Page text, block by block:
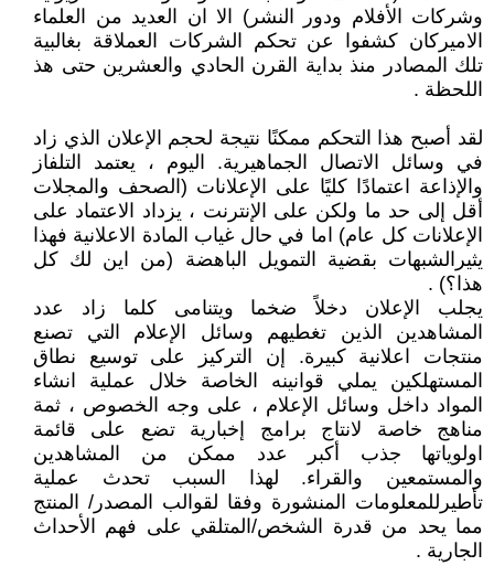
وشركات الأفلام ودور النشر) الا ان العديد من العلماء
الاميركان كشفوا عن تحكم الشركات العملاقة بغالبية
تلك المصادر منذ بداية القرن الحادي والعشرين حتى هذ
اللحظة .
لقد أصبح هذا التحكم ممكنًا نتيجة لحجم الإعلان الذي زاد
في وسائل الاتصال الجماهيرية. اليوم ، يعتمد التلفاز
والإذاعة اعتمادًا كليًا على الإعلانات (الصحف والمجلات
أقل إلى حد ما ولكن على الإنترنت ، يزداد الاعتماد على
الإعلانات كل عام) اما في حال غياب المادة الاعلانية فهذا
يثيرالشبهات بقضية التمويل الباهضة (من اين لك كل
هذا؟) .
يجلب الإعلان دخلاً ضخما ويتنامى كلما زاد عدد
المشاهدين الذين تغطيهم وسائل الإعلام التي تصنع
منتجات اعلانية كبيرة. إن التركيز على توسيع نطاق
المستهلكين يملي قوانينه الخاصة خلال عملية انشاء
المواد داخل وسائل الإعلام ، على وجه الخصوص ، ثمة
مناهج خاصة لانتاج برامج إخبارية تضع على قائمة
اولوياتها جذب أكبر عدد ممكن من المشاهدين
والمستمعين والقراء. لهذا السبب تحدث عملية
تأطيرللمعلومات المنشورة وفقا لقوالب المصدر/ المنتج
مما يحد من قدرة الشخص/المتلقي على فهم الأحداث
الجارية .